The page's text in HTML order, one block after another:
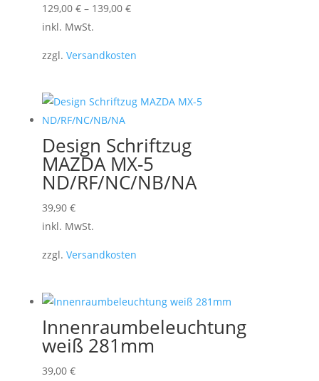
auf
129,00 €– 139,00 €
auf.
können
auf
der
inkl. MwSt.
zzgl. Versandkosten
Design Schriftzug
MAZDA MX-5
ND/RF/NC/NB/NA
39,90 €
mehrere
auf.
Optionen
können
inkl. MwSt.
zzgl. Versandkosten
Innenraumbeleuchtung
weiß 281mm
39,00 €